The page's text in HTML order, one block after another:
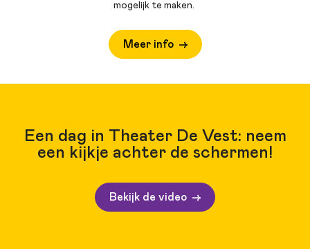
mogelijk te maken.
Meer info
Een dag in Theater De Vest: neem
een kijkje achter de schermen!
Bekijk de video